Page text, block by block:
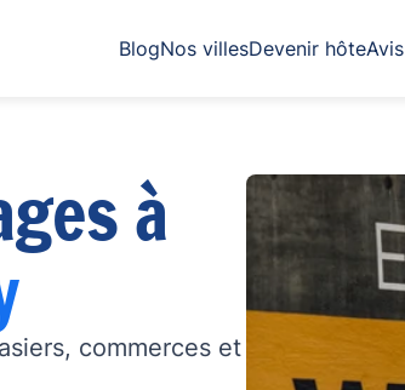
BlogNos villesDevenir hôteAvis
à
commerces et